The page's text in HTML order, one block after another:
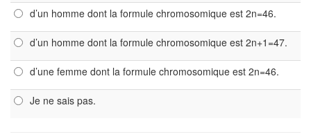
d’un homme dont la formule chromosomique est 2n=46.
d’un homme dont la formule chromosomique est 2n+1=47.
d’une femme dont la formule chromosomique est 2n=46.
Je ne sais pas.